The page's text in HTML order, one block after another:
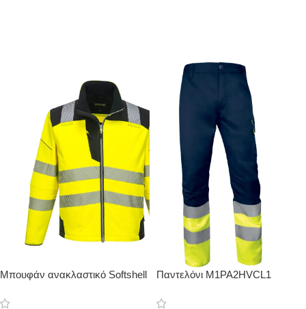
Μπουφάν ανακλαστικό Softshell
Παντελόνι M1PA2HVCL1